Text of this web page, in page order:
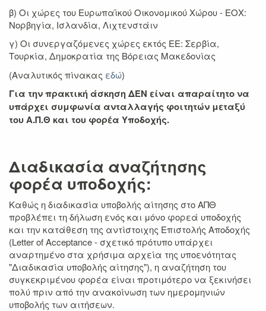
β) Οι χώρες του Ευρωπαϊκού Οικονομικού Χώρου - EΟX:
Νορβηγία, Ισλανδία, Λιχτενστάιν
γ) Οι συνεργαζόμενες χώρες εκτός ΕΕ: Σερβία,
Τουρκία, Δημοκρατία της Βόρειας Μακεδονίας
(Αναλυτικός πίνακας εδώ)
Για την πρακτική άσκηση ΔΕΝ είναι απαραίτητο να
υπάρχει συμφωνία ανταλλαγής φοιτητών μεταξύ
του Α.Π.Θ και του φορέα Υποδοχής.
Διαδικασία αναζήτησης
φορέα υποδοχής:
Καθώς η διαδικασία υποβολής αίτησης στο ΑΠΘ
προβλέπει τη δήλωση ενός και μόνο φορεά υποδοχής
και την κατάθεση της αντίστοιχης Επιστολής Αποδοχής
(Letter of Acceptance - σχετικό πρότυπο υπάρχει
αναρτημένο στα χρήσιμα αρχεία της υποενότητας
"Διαδικασία υποβολής αίτησης"), η αναζήτηση του
συγκεκριμένου φορέα είναι προτιμότερο να ξεκινήσει
πολύ πριν από την ανακοίνωση των ημερομηνιών
υποβολής των αιτήσεων.